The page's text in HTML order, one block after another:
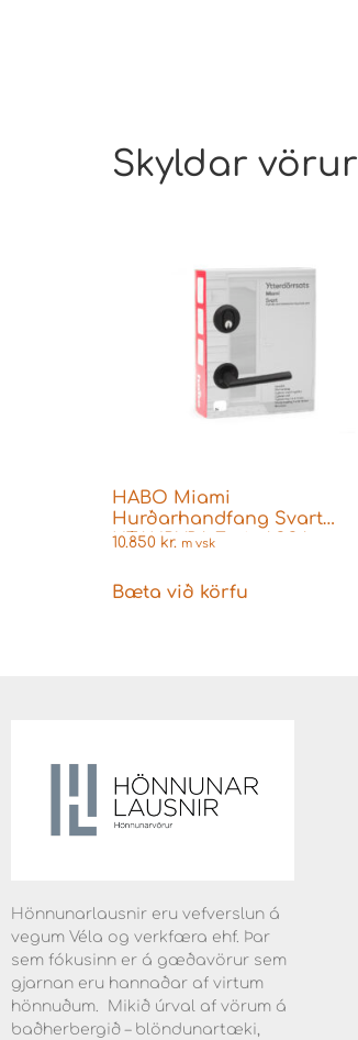
Skyldar vörur
HABO Miami
Hurðarhandfang Svart
UTANDYRA Fyrir ASSA –
10.850 kr. m vsk
Bæta við körfu
Hönnunarlausnir eru vefverslun á
vegum Véla og verkfæra ehf. Þar
sem fókusinn er á gæðavörur sem
gjarnan eru hannaðar af virtum
hönnuðum. Mikið úrval af vörum á
baðherbergið – blöndunartæki,